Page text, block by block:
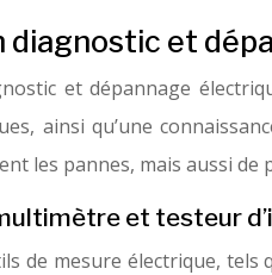
diagnostic et
et dépannage
ainsi qu’une
les pannes, mais aussi
et testeur
de mesure électrique,